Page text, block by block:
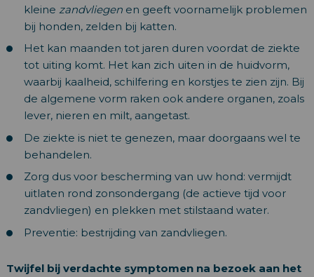
kleine zandvliegenen geeft voornamelijk problemen
bij honden, zelden bij katten.
Het kan maanden tot jaren duren voordat de ziekte
tot uiting komt. Het kan zich uiten in de huidvorm,
waarbij kaalheid, schilfering en korstjes te zien zijn. Bij
de algemene vorm raken ook andere organen, zoals
lever, nieren en milt, aangetast.
De ziekte is niet te genezen, maar doorgaans wel te
behandelen.
Zorg dus voor bescherming van uw hond: vermijdt
uitlaten rond zonsondergang (de actieve tijd voor
zandvliegen) en plekken met stilstaand water.
Preventie: bestrijding van zandvliegen.
Twijfel bij verdachte symptomen na bezoek aan het